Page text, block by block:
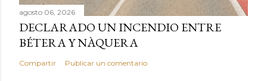
agosto 06, 2026
DECLARADO UN INCENDIO ENTRE
BÉTERA Y NÀQUERA
Compartir Publicar un comentario